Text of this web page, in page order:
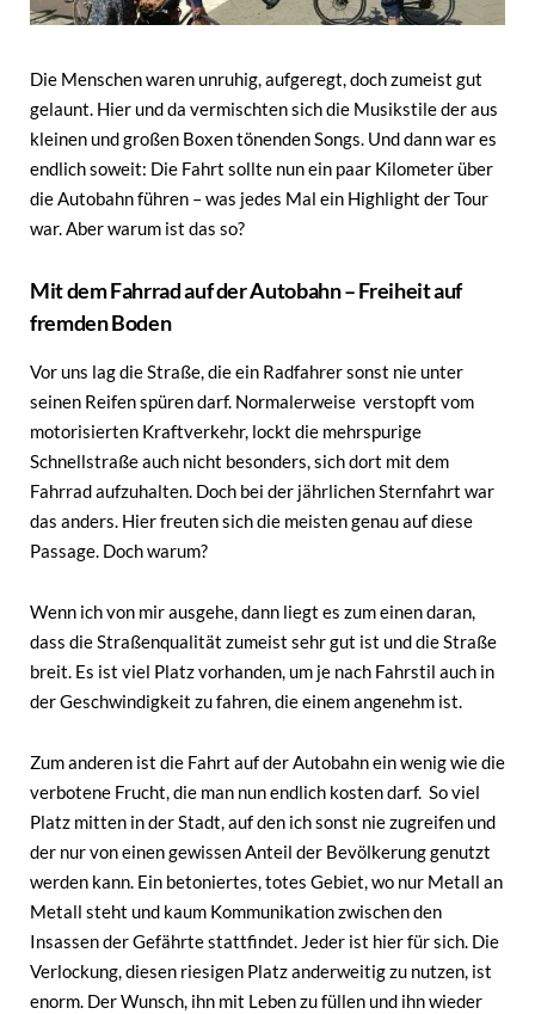
Die Menschen waren unruhig, aufgeregt, doch zumeist gut
gelaunt. Hier und da vermischten sich die Musikstile der aus
kleinen und großen Boxen tönenden Songs. Und dann war es
endlich soweit: Die Fahrt sollte nun ein paar Kilometer über
die Autobahn führen – was jedes Mal ein Highlight der Tour
war. Aber warum ist das so?
Mit dem Fahrrad auf der Autobahn – Freiheit auf
fremden Boden
Vor uns lag die Straße, die ein Radfahrer sonst nie unter
seinen Reifen spüren darf. Normalerweise verstopft vom
motorisierten Kraftverkehr, lockt die mehrspurige
Schnellstraße auch nicht besonders, sich dort mit dem
Fahrrad aufzuhalten. Doch bei der jährlichen Sternfahrt war
das anders. Hier freuten sich die meisten genau auf diese
Passage. Doch warum?
Wenn ich von mir ausgehe, dann liegt es zum einen daran,
dass die Straßenqualität zumeist sehr gut ist und die Straße
breit. Es ist viel Platz vorhanden, um je nach Fahrstil auch in
der Geschwindigkeit zu fahren, die einem angenehm ist.
Zum anderen ist die Fahrt auf der Autobahn ein wenig wie die
verbotene Frucht, die man nun endlich kosten darf. So viel
Platz mitten in der Stadt, auf den ich sonst nie zugreifen und
der nur von einen gewissen Anteil der Bevölkerung genutzt
werden kann. Ein betoniertes, totes Gebiet, wo nur Metall an
Metall steht und kaum Kommunikation zwischen den
Insassen der Gefährte stattfindet. Jeder ist hier für sich. Die
Verlockung, diesen riesigen Platz anderweitig zu nutzen, ist
enorm. Der Wunsch, ihn mit Leben zu füllen und ihn wieder